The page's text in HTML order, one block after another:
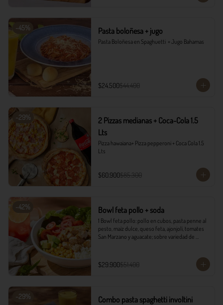
-45% Pasta boloñesa + jugo
Pasta Boloñesa en Spaghuetti  + Jugo Bahamas
$24.500$44.400
-29%
2 Pizzas medianas + Coca-Cola 1.5
Lts
Pizza hawaiana+ Pizza pepperoni + Coca Cola 1.5
Lts
$60.900$85.300
-42% Bowl feta pollo + soda
1 Bowl feta pollo: pollo en cubos, pasta penne al
pesto, maíz dulce, queso feta, ajonjolí, tomates
San Marzano y aguacate; sobre variedad de
$29.900$51.400
-29%
Combo pasta spaghetti involtini